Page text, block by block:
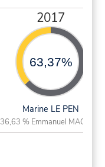
2017
63,37%
Marine LE PEN
36,63 % Emmanuel MACRON